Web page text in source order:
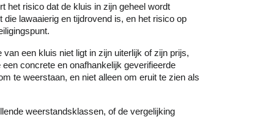
het risico dat de kluis in zijn geheel wordt
lawaaierig en tijdrovend is, en het risico op
een kluis niet ligt in zijn uiterlijk of zijn prijs,
concrete en onafhankelijk geverifieerde
te weerstaan, en niet alleen om eruit te zien als
weerstandsklassen, of de vergelijking